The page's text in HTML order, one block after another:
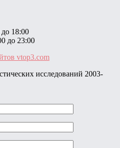
18:00
до 23:00
vtop3.com
исследований ‎2003-